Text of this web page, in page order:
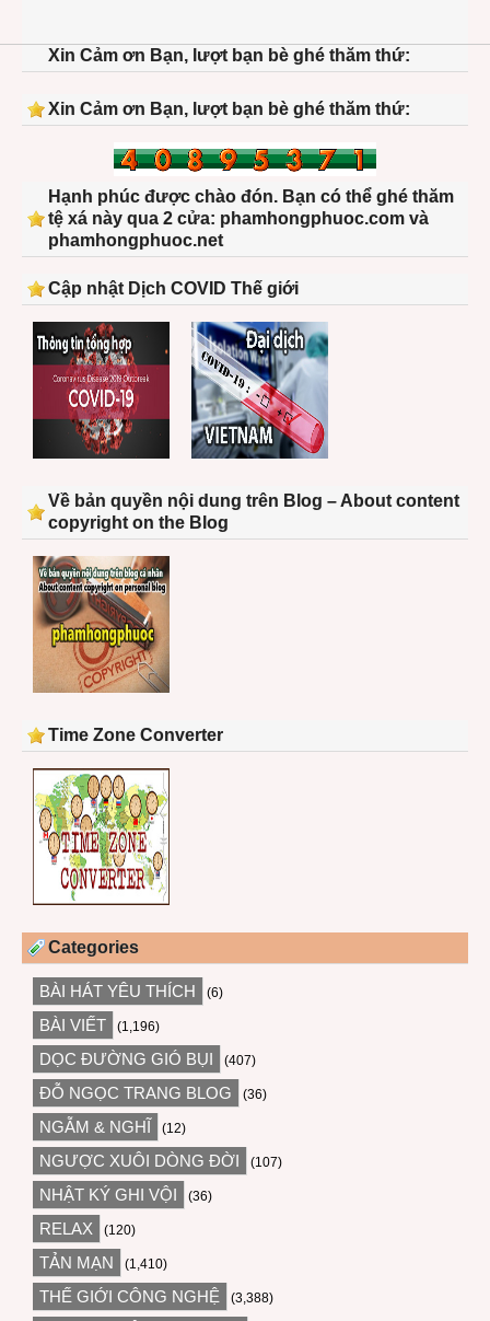
Xin Cảm ơn Bạn, lượt bạn bè ghé thăm thứ:
Xin Cảm ơn Bạn, lượt bạn bè ghé thăm thứ:
Hạnh phúc được chào đón. Bạn có thể ghé thăm
tệ xá này qua 2 cửa: phamhongphuoc.com và
phamhongphuoc.net
Cập nhật Dịch COVID Thế giới
Về bản quyền nội dung trên Blog – About content
copyright on the Blog
Time Zone Converter
Categories
BÀI HÁT YÊU THÍCH (6)
BÀI VIẾT (1,196)
DỌC ĐƯỜNG GIÓ BỤI (407)
ĐỖ NGỌC TRANG BLOG (36)
NGẪM & NGHĨ (12)
NGƯỢC XUÔI DÒNG ĐỜI (107)
NHẬT KÝ GHI VỘI (36)
RELAX (120)
TẢN MẠN (1,410)
THẾ GIỚI CÔNG NGHỆ (3,388)